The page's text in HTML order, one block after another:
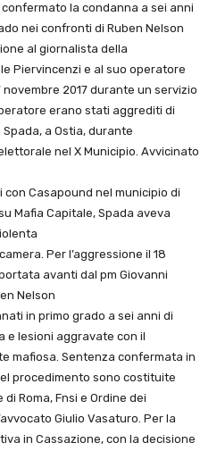
confermato la condanna a sei anni
nei confronti di Ruben Nelson
al giornalista della
Piervincenzi e al suo operatore
2017 durante un servizio
erano stati aggrediti di
a Ostia, durante
nel X Municipio. Avvicinato
Casapound nel municipio di
Mafia Capitale, Spada aveva
Per l’aggressione il 18
avanti dal pm Giovanni
Nelson
in primo grado a sei anni di
e lesioni aggravate con il
mafiosa. Sentenza confermata in
procedimento sono costituite
Roma, Fnsi e Ordine dei
Giulio Vasaturo. Per la
in Cassazione, con la decisione